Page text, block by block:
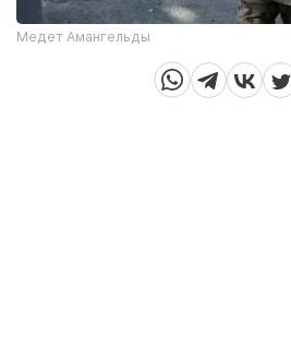
Медет Амангельды